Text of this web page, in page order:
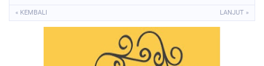
« KEMBALI LANJUT »